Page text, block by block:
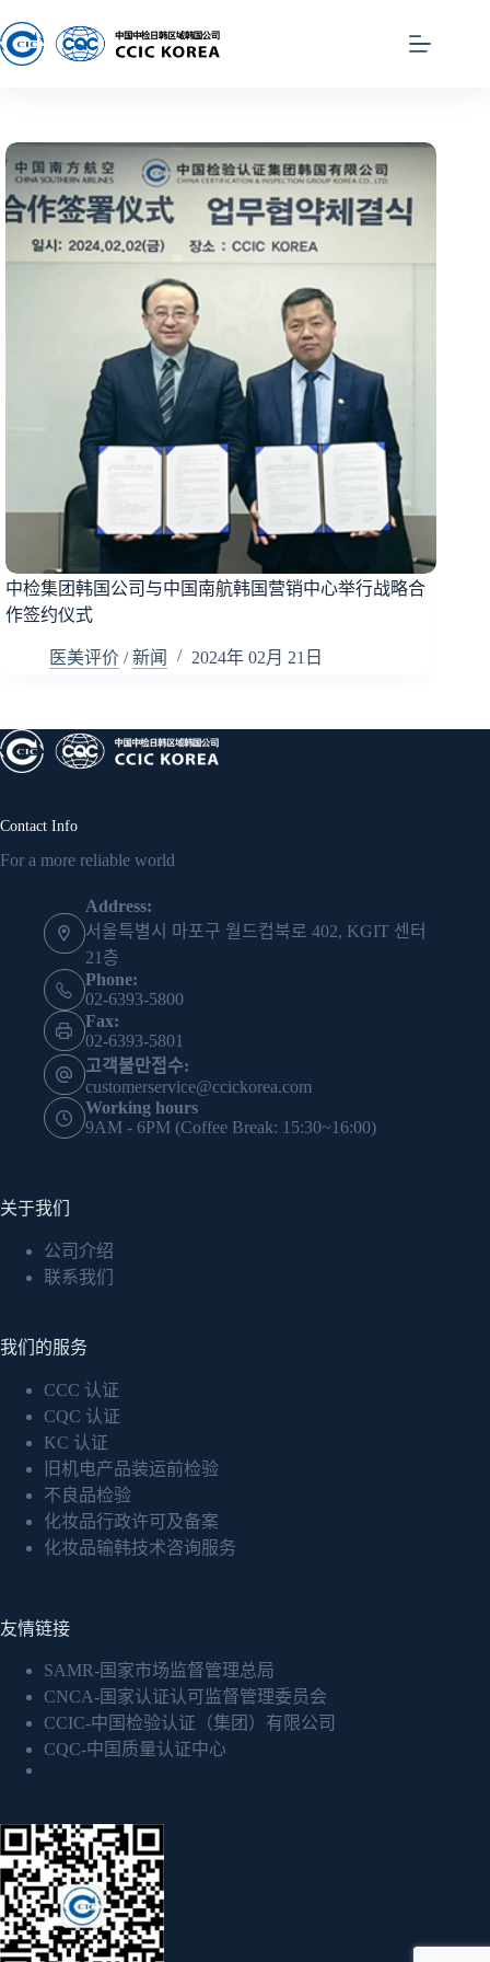
中检集团韩国公司与中国南航韩国营销中心举行战略合
作签约仪式
医美评价 /新闻 2024年 02月 21日
Contact Info
For a more reliable world
Address:
서울특별시 마포구 월드컵북로 402, KGIT 센터
21층
Phone:
02-6393-5800
Fax:
02-6393-5801
고객불만접수:
customerservice@ccickorea.com
Working hours
9AM - 6PM (Coffee Break: 15:30~16:00)
关于我们
公司介绍
联系我们
我们的服务
CCC 认证
CQC 认证
KC 认证
旧机电产品装运前检验
不良品检验
化妆品行政许可及备案
化妆品输韩技术咨询服务
友情链接
SAMR-国家市场监督管理总局
CNCA-国家认证认可监督管理委员会
CCIC-中国检验认证（集团）有限公司
CQC-中国质量认证中心